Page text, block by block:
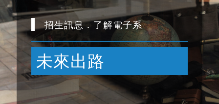
招生訊息．了解電子系
未來出路